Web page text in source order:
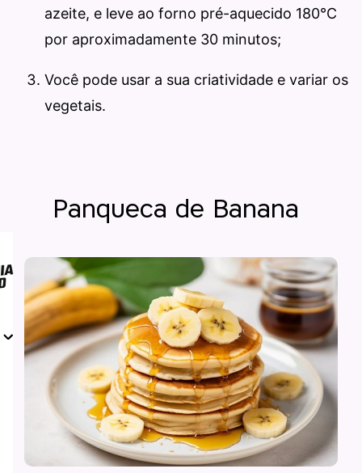
azeite, e leve ao forno pré-aquecido 180°C
por aproximadamente 30 minutos;
Você pode usar a sua criatividade e variar os
vegetais.
Panqueca de Banana